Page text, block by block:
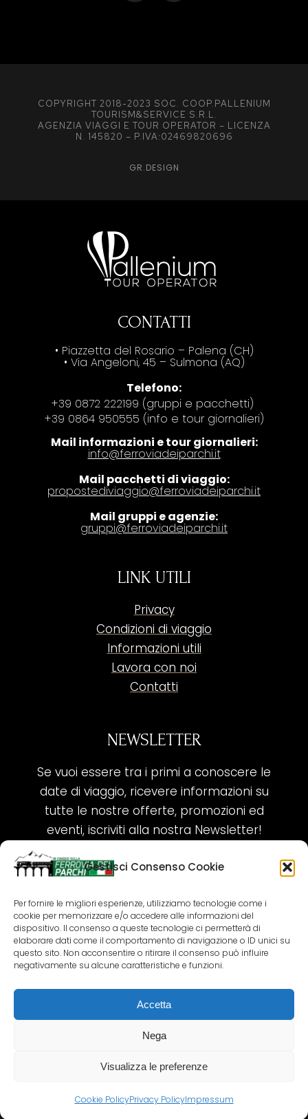
Gestisci Consenso Cookie
Per fornire le migliori esperienze, utilizziamo tecnologie come i
cookie per memorizzare e/o accedere alle informazioni del
dispositivo. Il consenso a queste tecnologie ci permetterà di
elaborare dati come il comportamento di navigazione o ID unici su
questo sito. Non acconsentire o ritirare il consenso può influire
negativamente su alcune caratteristiche e funzioni.
Accetta
Nega
Visualizza le preferenze
Cookie PolicyPrivacy PolicyImpressum
COPYRIGHT 2018-2023 SOC. COOP.PALLENIUM
TOURISM&SERVICE S.R.L.
AGENZIA VIAGGI E TOUR OPERATOR – LICENZA
N. 145820 – P.IVA:02469820696
GR.DESIGN
CONTATTI
• Piazzetta del Rosario – Palena (CH)
• Via Angeloni, 45 – Sulmona (AQ)
Telefono:
+39 0872 222199 (gruppi e pacchetti)
+39 0864 950555 (info e tour giornalieri)
Mail informazioni e tour giornalieri:
info@ferroviadeiparchi.it
Mail pacchetti di viaggio:
propostediviaggio@ferroviadeiparchi.it
Mail gruppi e agenzie:
gruppi@ferroviadeiparchi.it
LINK UTILI
Privacy
Condizioni di viaggio
Informazioni utili
Lavora con noi
Contatti
NEWSLETTER
Se vuoi essere tra i primi a conoscere le
date di viaggio, ricevere informazioni su
tutte le nostre offerte, promozioni ed
eventi, iscriviti alla nostra Newsletter!
ISCRIVITI ORA!
SEGUICI SUI NOSTRI SOCIAL
COPYRIGHT 2018-2025 PALLENIUM TOURISM
SRL
AGENZIA VIAGGI E TOUR OPERATOR – P.IVA: